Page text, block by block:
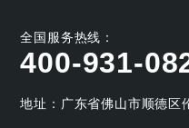
全国服务热线：
400-931-
地址：广东省佛山市顺德区